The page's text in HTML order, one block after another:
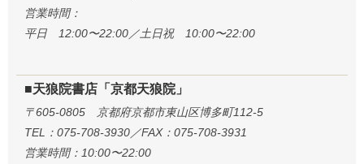
営業時間：
平日 12:00〜22:00／土日祝 10:00〜22:00
■天狼院書店「京都天狼院」
〒605-0805 京都府京都市東山区博多町112-5
TEL：075-708-3930／FAX：075-708-3931
営業時間：10:00〜22:00